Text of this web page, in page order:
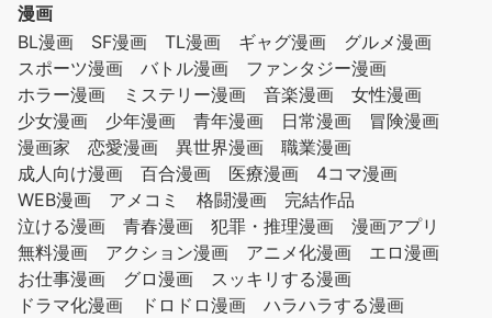
漫画
BL漫画
SF漫画 TL漫画 ギャグ漫画
グルメ漫画
スポーツ漫画
バトル漫画
ファンタジー漫画
ホラー漫画
ミステリー漫画 音楽漫画
女性漫画
少女漫画
少年漫画 青年漫画 日常漫画
冒険漫画
漫画家
恋愛漫画 異世界漫画
職業漫画
成人向け漫画
百合漫画 医療漫画
4コマ漫画
WEB漫画
アメコミ 格闘漫画
完結作品
泣ける漫画
青春漫画 犯罪・推理漫画
漫画アプリ
無料漫画
アクション漫画 アニメ化漫画
エロ漫画
お仕事漫画
グロ漫画
スッキリする漫画
ドラマ化漫画
ドロドロ漫画
ハラハラする漫画